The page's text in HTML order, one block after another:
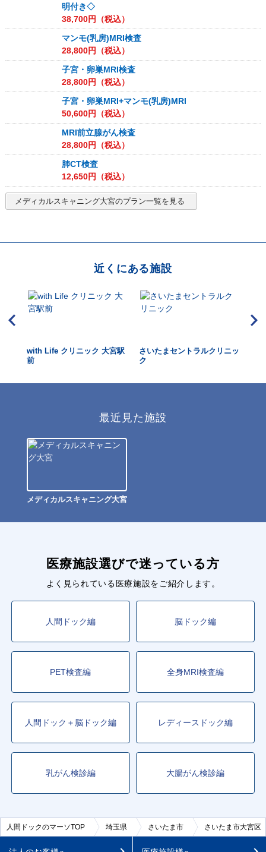
明付き◇
38,700円（税込）
マンモ(乳房)MRI検査
28,800円（税込）
子宮・卵巣MRI検査
28,800円（税込）
子宮・卵巣MRI+マンモ(乳房)MRI
50,600円（税込）
MRI前立腺がん検査
28,800円（税込）
肺CT検査
12,650円（税込）
メディカルスキャニング大宮のプラン一覧を見る
近くにある施設
with Life クリニック 大宮駅
前
さいたまセントラルクリニッ
ク
最近見た施設
メディカルスキャニング大宮
医療施設選びで迷っている方
よく見られている医療施設をご紹介します。
人間ドック編 脳ドック編
PET検査編 全身MRI検査編
人間ドック＋脳ドック編 レディースドック編
乳がん検診編 大腸がん検診編
人間ドックのマーソTOP 埼玉県 さいたま市 さいたま市大宮区